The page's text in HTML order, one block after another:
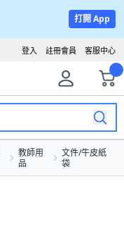
打開 App
客服中心
註冊會員
登入
教師用
品
文件/牛皮紙
袋